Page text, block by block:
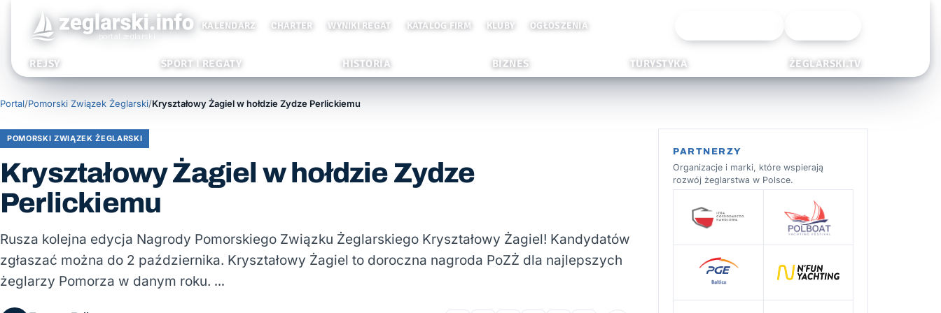
KALENDARZ CHARTER WYNIKI REGAT KATALOG FIRM KLUBY OGŁOSZENIA
REJSY SPORT I REGATY HISTORIA BIZNES TURYSTYKA ŻEGLARSKI.TV
Portal/Pomorski Związek Żeglarski/Kryształowy Żagiel w hołdzie Zydze Perlickiemu
POMORSKI ZWIĄZEK ŻEGLARSKI
Kryształowy Żagiel w hołdzie Zydze
Perlickiemu
Rusza kolejna edycja Nagrody Pomorskiego Związku Żeglarskiego Kryształowy Żagiel! Kandydatów
zgłaszać można do 2 października. Kryształowy Żagiel to doroczna nagroda PoZŻ dla najlepszych
żeglarzy Pomorza w danym roku. …
PARTNERZY
Organizacje i marki, które wspierają
rozwój żeglarstwa w Polsce.